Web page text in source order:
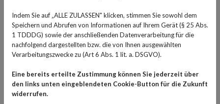
höher oder niedriger ausfallen. Die Tarife handelt die
Adexa, die einzige Gewerkschaft für Angestellte in
Apotheken, aus. Allerdings können sich Bezirke oder
ganze Bundesländer nicht an den Tarifverträgen
Gehaltsstrukturen.
Gehälter und Zuschläge für
Indem Sie auf „ALLE ZULASSEN" klicken, stimmen Sie sowohl dem
Speichern und Abrufen von Informationen auf Ihrem Gerät (§ 25 Abs.
1 TDDDG) sowie der anschließenden Datenverarbeitung für die
nachfolgend dargestellten bzw. die von Ihnen ausgewählten
Verarbeitungszwecke zu (Art 6 Abs. 1 lit. a. DSGVO).
Eine bereits erteilte Zustimmung können Sie jederzeit über
den links unten eingeblendeten Cookie-Button für die Zukunft
widerrufen.